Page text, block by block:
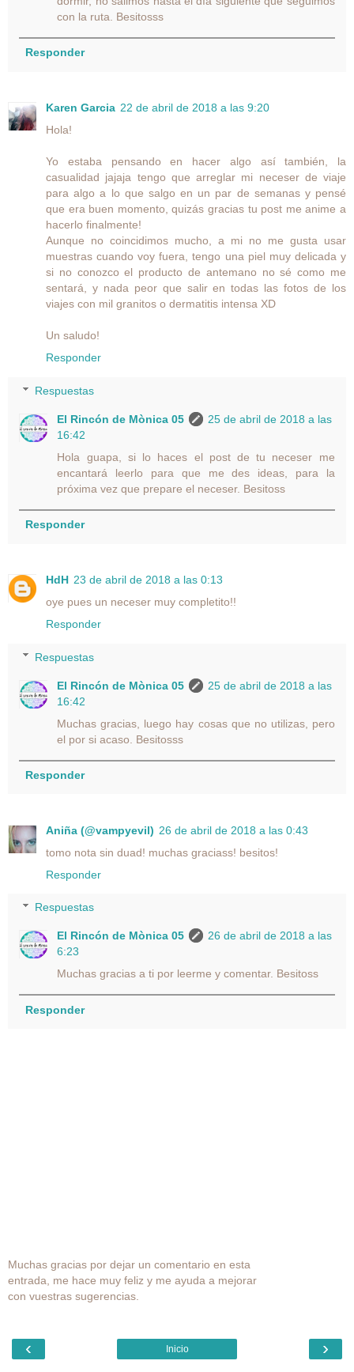
con la ruta. Besitosss
Responder
Karen Garcia 22 de abril de 2018 a las 9:20
Hola!
Yo estaba pensando en hacer algo así también, la
casualidad jajaja tengo que arreglar mi neceser de viaje
para algo a lo que salgo en un par de semanas y pensé
que era buen momento, quizás gracias tu post me anime a
hacerlo finalmente!
Aunque no coincidimos mucho, a mi no me gusta usar
muestras cuando voy fuera, tengo una piel muy delicada y
si no conozco el producto de antemano no sé como me
sentará, y nada peor que salir en todas las fotos de los
viajes con mil granitos o dermatitis intensa XD
Un saludo!
Responder
Respuestas
El Rincón de Mònica 05
25 de abril de 2018 a las
16:42
Hola guapa, si lo haces el post de tu neceser me
encantará leerlo para que me des ideas, para la
próxima vez que prepare el neceser. Besitoss
Responder
HdH 23 de abril de 2018 a las 0:13
oye pues un neceser muy completito!!
Responder
Respuestas
El Rincón de Mònica 05
25 de abril de 2018 a las
16:42
Muchas gracias, luego hay cosas que no utilizas, pero
el por si acaso. Besitosss
Responder
Aniña (@vampyevil) 26 de abril de 2018 a las 0:43
tomo nota sin duad! muchas graciass! besitos!
Responder
Respuestas
El Rincón de Mònica 05
26 de abril de 2018 a las
6:23
Muchas gracias a ti por leerme y comentar. Besitoss
Responder
Muchas gracias por dejar un comentario en esta
entrada, me hace muy feliz y me ayuda a mejorar
con vuestras sugerencias.
‹ ›
Inicio